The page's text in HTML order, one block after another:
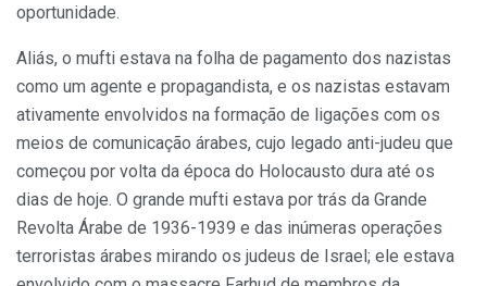
oportunidade.
Aliás, o mufti estava na folha de pagamento dos nazistas
como um agente e propagandista, e os nazistas estavam
ativamente envolvidos na formação de ligações com os
meios de comunicação árabes, cujo legado anti-judeu que
começou por volta da época do Holocausto dura até os
dias de hoje. O grande mufti estava por trás da Grande
Revolta Árabe de 1936-1939 e das inúmeras operações
terroristas árabes mirando os judeus de Israel; ele estava